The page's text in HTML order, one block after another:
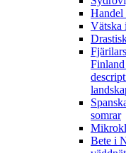
Handel
Vätska
somrar
Bete i